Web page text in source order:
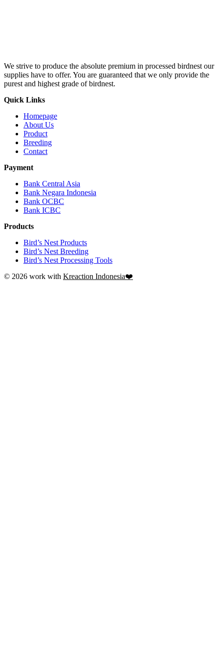
We strive to produce the absolute premium in processed birdnest our
supplies have to offer. You are guaranteed that we only provide the
purest and highest grade of birdnest.
Quick Links
Homepage
About Us
Product
Breeding
Contact
Payment
Bank Central Asia
Bank Negara Indonesia
Bank OCBC
Bank ICBC
Products
Bird’s Nest Products
Bird’s Nest Breeding
Bird’s Nest Processing Tools
© 2026 work with Kreaction Indonesia❤️